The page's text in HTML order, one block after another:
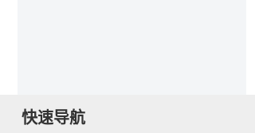
快速导航